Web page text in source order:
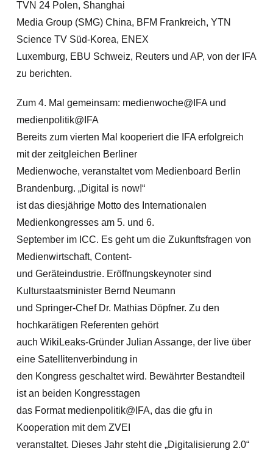
TVN 24 Polen, Shanghai
Media Group (SMG) China, BFM Frankreich, YTN
Science TV Süd-Korea, ENEX
Luxemburg, EBU Schweiz, Reuters und AP, von der IFA
zu berichten.
Zum 4. Mal gemeinsam: medienwoche@IFA und
medienpolitik@IFA
Bereits zum vierten Mal kooperiert die IFA erfolgreich
mit der zeitgleichen Berliner
Medienwoche, veranstaltet vom Medienboard Berlin
Brandenburg. „Digital is now!“
ist das diesjährige Motto des Internationalen
Medienkongresses am 5. und 6.
September im ICC. Es geht um die Zukunftsfragen von
Medienwirtschaft, Content-
und Geräteindustrie. Eröffnungskeynoter sind
Kulturstaatsminister Bernd Neumann
und Springer-Chef Dr. Mathias Döpfner. Zu den
hochkarätigen Referenten gehört
auch WikiLeaks-Gründer Julian Assange, der live über
eine Satellitenverbindung in
den Kongress geschaltet wird. Bewährter Bestandteil
ist an beiden Kongresstagen
das Format medienpolitik@IFA, das die gfu in
Kooperation mit dem ZVEI
veranstaltet. Dieses Jahr steht die „Digitalisierung 2.0“